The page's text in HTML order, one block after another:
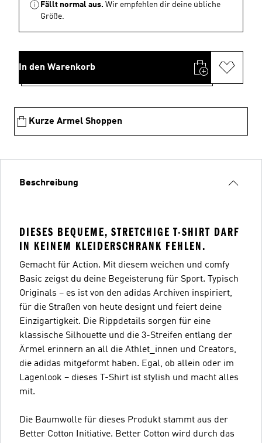
Fällt normal aus. Wir empfehlen dir deine übliche
Größe.
In den Warenkorb
Kurze Armel Shoppen
Beschreibung
DIESES BEQUEME, STRETCHIGE T-SHIRT DARF
IN KEINEM KLEIDERSCHRANK FEHLEN.
Gemacht für Action. Mit diesem weichen und comfy
Basic zeigst du deine Begeisterung für Sport. Typisch
Originals – es ist von den adidas Archiven inspiriert,
für die Straßen von heute designt und feiert deine
Einzigartigkeit. Die Rippdetails sorgen für eine
klassische Silhouette und die 3-Streifen entlang der
Ärmel erinnern an all die Athlet_innen und Creators,
die adidas mitgeformt haben. Egal, ob allein oder im
Lagenlook – dieses T-Shirt ist stylish und macht alles
mit.
Die Baumwolle für dieses Produkt stammt aus der
Better Cotton Initiative. Better Cotton wird durch das